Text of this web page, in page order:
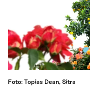
Foto: Topias Dean, Sitra